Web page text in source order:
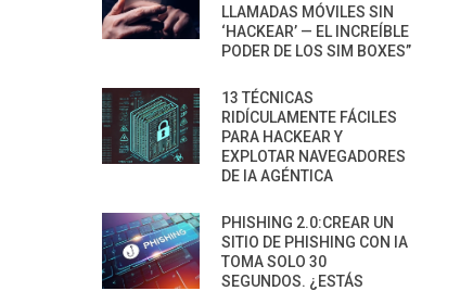
LLAMADAS MÓVILES SIN
‘HACKEAR’ — EL INCREÍBLE
PODER DE LOS SIM BOXES”
13 TÉCNICAS
RIDÍCULAMENTE FÁCILES
PARA HACKEAR Y
EXPLOTAR NAVEGADORES
DE IA AGÉNTICA
PHISHING 2.0:CREAR UN
SITIO DE PHISHING CON IA
TOMA SOLO 30
SEGUNDOS. ¿ESTÁS